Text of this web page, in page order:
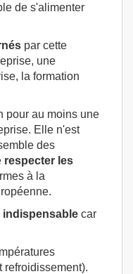
de s'alimenter
par cette
une
la formation
pour au moins une
Elle n'est
des
respecter les
à la
indispensable car
refroidissement).